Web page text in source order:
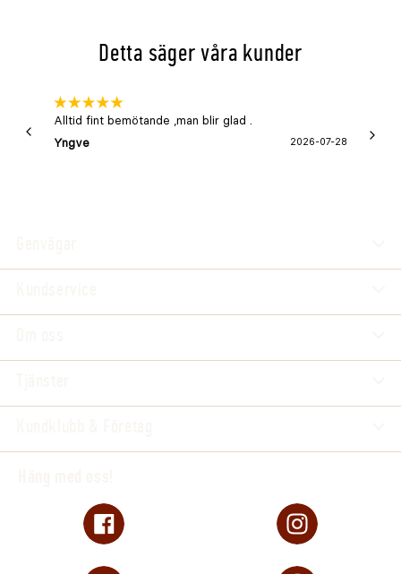
Detta säger våra kunder
Alltid fint bemötande ,man blir glad .
Yngve
2026-07-28